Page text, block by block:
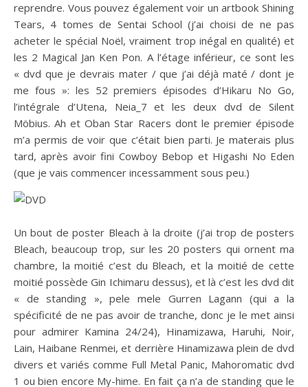
reprendre. Vous pouvez également voir un artbook Shining
Tears, 4 tomes de Sentai School (j’ai choisi de ne pas
acheter le spécial Noël, vraiment trop inégal en qualité) et
les 2 Magical Jan Ken Pon. A l’étage inférieur, ce sont les
« dvd que je devrais mater / que j’ai déjà maté / dont je
me fous »: les 52 premiers épisodes d’Hikaru No Go,
l’intégrale d’Utena, Neia_7 et les deux dvd de Silent
Möbius. Ah et Oban Star Racers dont le premier épisode
m’a permis de voir que c’était bien parti. Je materais plus
tard, après avoir fini Cowboy Bebop et Higashi No Eden
(que je vais commencer incessamment sous peu.)
Un bout de poster Bleach à la droite (j’ai trop de posters
Bleach, beaucoup trop, sur les 20 posters qui ornent ma
chambre, la moitié c’est du Bleach, et la moitié de cette
moitié possède Gin Ichimaru dessus), et là c’est les dvd dit
« de standing », pele mele Gurren Lagann (qui a la
spécificité de ne pas avoir de tranche, donc je le met ainsi
pour admirer Kamina 24/24), Hinamizawa, Haruhi, Noir,
Lain, Haibane Renmei, et derrière Hinamizawa plein de dvd
divers et variés comme Full Metal Panic, Mahoromatic dvd
1 ou bien encore My-hime. En fait ça n’a de standing que le